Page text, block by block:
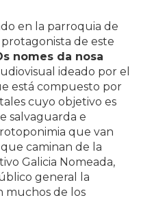
en la parroquia de
protagonista de este
nomes da nosa
ideado por el
está compuesto por
cuyo objetivo es
salvaguarda e
que van
caminan de la
Galicia Nomeada,
general la
muchos de los